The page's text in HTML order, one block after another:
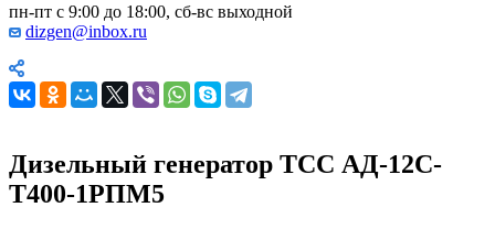
пн-пт с 9:00 до 18:00, сб-вс выходной
dizgen@inbox.ru
Дизельный генератор ТСС АД-12С-
Т400-1РПМ5